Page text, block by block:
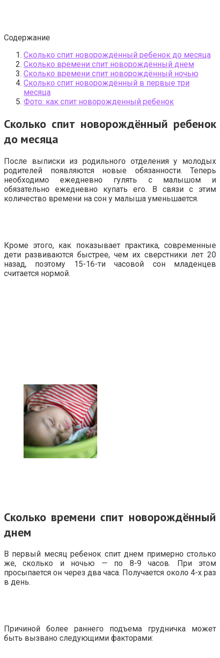
Содержание
Сколько спит новорождённый ребенок до месяца
Сколько времени спит новорождённый днем
Сколько времени спит новорождённый ночью
Сколько спит новорождённый в первые три
месяца
Фото: как спит новорожденный ребенок
Сколько спит новорождённый ребенок
до месяца
После выписки из родильного отделения у молодых
родителей появляются новые обязанности. Теперь
необходимо ежедневно гулять с малышом и
обязательно ежедневно купать его. В связи с этим
количество времени на сон у малыша уменьшается.
Кроме этого, как показывает практика, современные
дети развиваются быстрее, чем их сверстники лет 20
назад, поэтому 15-16-ти часовой сон младенцев
считается нормой.
Сколько времени спит новорождённый
днем
В первый месяц ребенок спит днем примерно столько
же, сколько и ночью — по 8-9 часов. При этом
просыпается он через два часа. Получается около 4-х раз
в день.
Причиной более раннего подъема грудничка может
быть вызвано следующими факторами: